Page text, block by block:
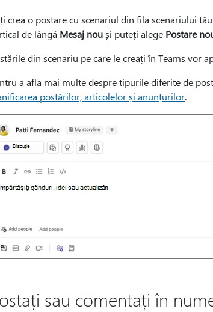
crea o postare cu scenariul din fila scenariului
de lângă Mesaj nouși puteți alege Postare
din scenariu pe care le creați în Teams vor
a afla mai multe despre tipurile diferite de
postărilor, articolelor și anunțurilor.
sau comentați în